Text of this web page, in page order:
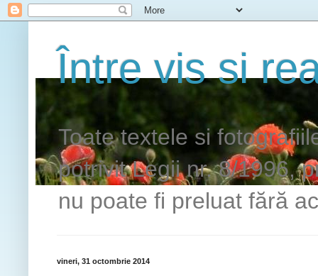
Între vis si
Toate textele si
potrivit Legii nr. 8/1996,
nu poate fi preluat fără
vineri, 31 octombrie 2014